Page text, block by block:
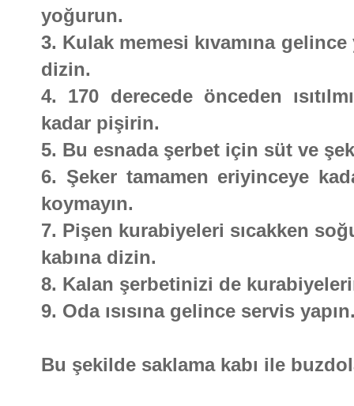
yoğurun.
3. Kulak memesi kıvamına
dizin.
4. 170 derecede önceden
kadar pişirin.
5. Bu esnada şerbet için süt ve
6. Şeker tamamen eriyinceye
koymayın.
7. Pişen kurabiyeleri sıcakken
kabına dizin.
8. Kalan şerbetinizi de
9. Oda ısısına gelince servis
Bu şekilde saklama kabı ile